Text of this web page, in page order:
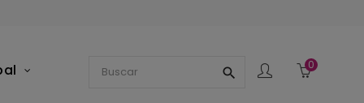
search
0